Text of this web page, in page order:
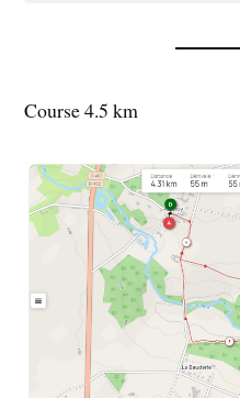
Course 4.5 km